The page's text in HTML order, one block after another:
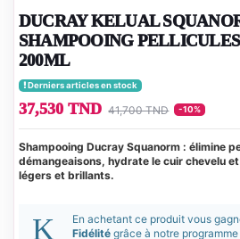
DUCRAY KELUAL
SHAMPOOING
200ML
Derniers articles en stock
37,530 TND 41,700 TND -10%
Shampooing Ducray Squanorm : élimine
démangeaisons, hydrate le cuir chevelu
légers et brillants.
En achetant ce produit vous
Fidélité grâce à notre